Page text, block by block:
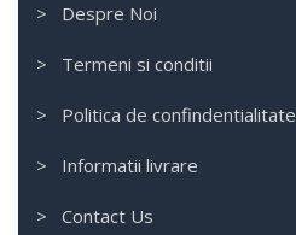
> Despre Noi
> Termeni si conditii
> Politica de confindentialitate
> Informatii livrare
> Contact Us